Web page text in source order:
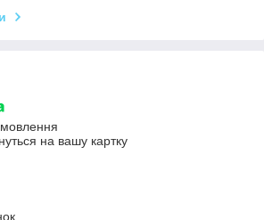
на вашу картку